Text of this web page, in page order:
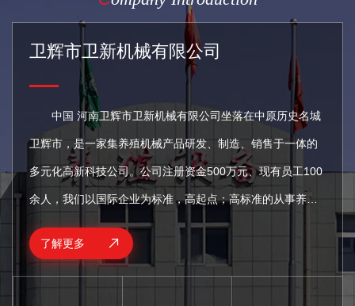
卫辉市卫新机械有限公司
中国 河南卫辉市卫新机械有限公司坐落在中原历史名城
卫辉市，是一家集养殖机械产品研发、制造、销售于一体的
多元化高新科技公司。公司注册资金500万元、现有员工100
余人，我们以国际企业为标准，高起点；高标准的从事养殖
机械产品的研究与推广。产品曾多次获得上级产品质量奖，
目前产品畅销三十多个省市自治区，享有良好的市场荣誉，
了解更多